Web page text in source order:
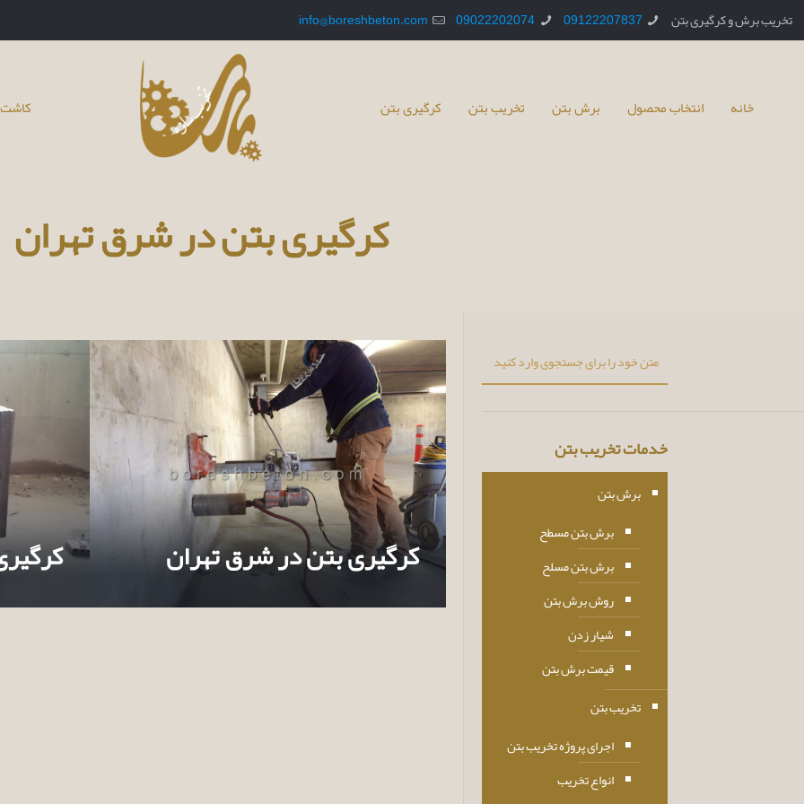
تخریب برش و کرگیری بتن 09122207837
09022202074
info@boreshbeton.com
خانه انتخاب محصول برش بتن تخریب بتن کرگیری بتن
کرگیری بتن در شرق تهران
کرگیری بتن در شرق تهران
خدمات تخریب بتن
برش بتن
برش بتن مسطح
برش بتن مسلح
روش برش بتن
شیار زدن
قیمت برش بتن
تخریب بتن
اجرای پروژه تخریب بتن
انواع تخریب